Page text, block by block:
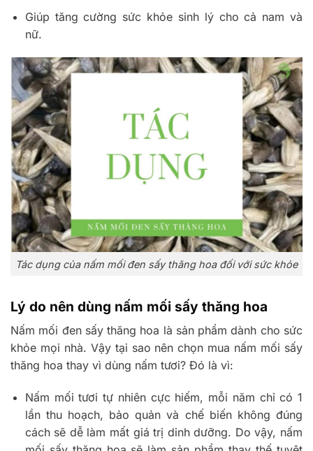
Giúp tăng cường sức khỏe sinh lý cho cả nam và
nữ.
Tác dụng của nấm mối đen sấy thăng hoa đối với sức khỏe
Lý do nên dùng nấm mối sấy thăng hoa
Nấm mối đen sấy thăng hoa là sản phẩm dành cho sức
khỏe mọi nhà. Vậy tại sao nên chọn mua nấm mối sấy
thăng hoa thay vì dùng nấm tươi? Đó là vì:
Nấm mối tươi tự nhiên cực hiếm, mỗi năm chỉ có 1
lần thu hoạch, bảo quản và chế biến không đúng
cách sẽ dễ làm mất giá trị dinh dưỡng. Do vậy, nấm